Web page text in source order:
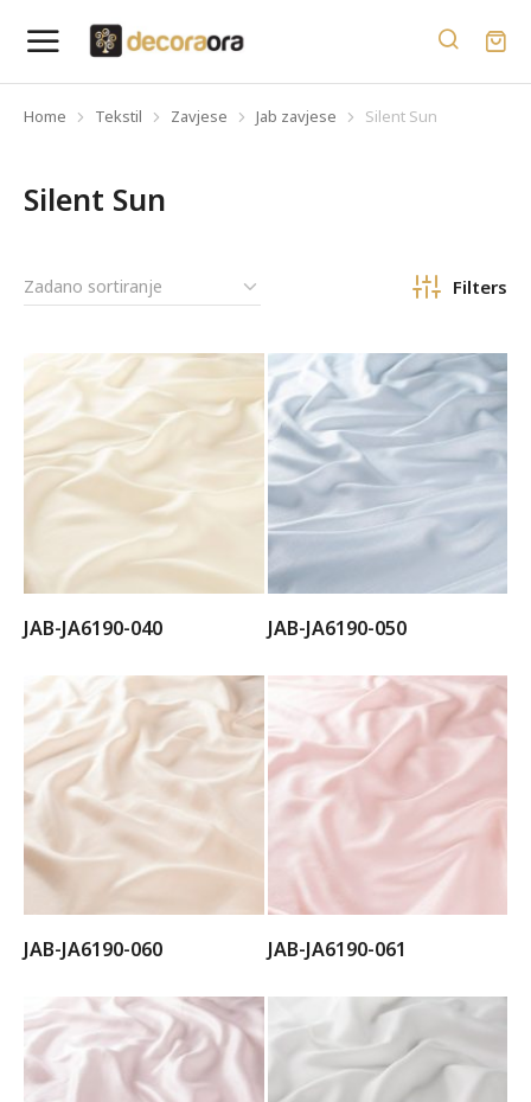
You are here:
Home Tekstil Zavjese Jab zavjese Silent Sun
Silent Sun
Filters
JAB-JA6190-040 JAB-JA6190-050
JAB-JA6190-060 JAB-JA6190-061